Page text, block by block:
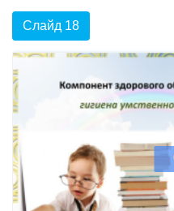
Слайд 18